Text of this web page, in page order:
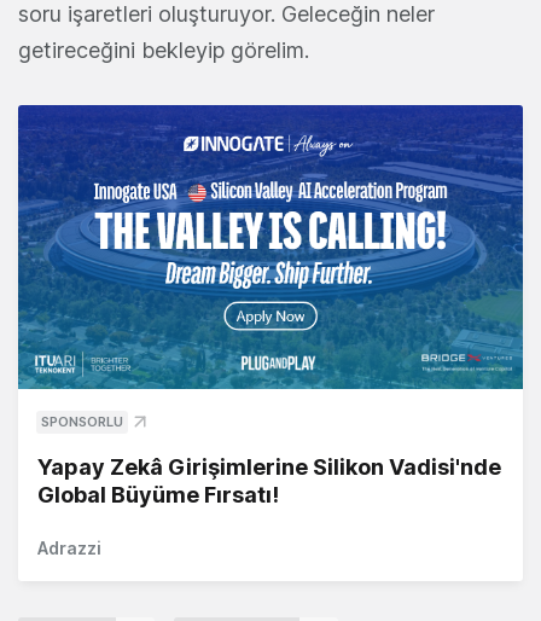
soru işaretleri oluşturuyor. Geleceğin neler
getireceğini bekleyip görelim.
SPONSORLU
Yapay Zekâ Girişimlerine Silikon Vadisi'nde
Global Büyüme Fırsatı!
Adrazzi